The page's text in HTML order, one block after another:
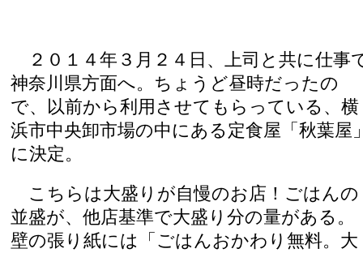
２０１４年３月２４日、上司と共に仕事
神奈川県方面へ。ちょうど昼時だったの
で、以前から利用させてもらっている、横
浜市中央卸市場の中にある定食屋「秋葉屋
に決定。
こちらは大盛りが自慢のお店！ごはんの
並盛が、他店基準で大盛り分の量がある。
壁の張り紙には「ごはんおかわり無料。大